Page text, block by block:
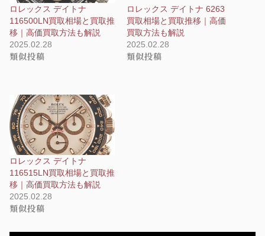
ロレックス デイトナ
116500LN買取相場と買取推
移｜高価買取方法も解説
2025.02.28
類似投稿
ロレックス デイトナ 6263
買取相場と買取推移｜高価
買取方法も解説
2025.02.28
類似投稿
ロレックス デイトナ
116515LN買取相場と買取推
移｜高価買取方法も解説
2025.02.28
類似投稿